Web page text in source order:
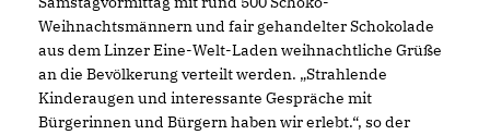
Weihnachtsmännern und fair gehandelter Schokolade
aus dem Linzer Eine-Welt-Laden weihnachtliche Grüße
an die Bevölkerung verteilt werden. „Strahlende
Kinderaugen und interessante Gespräche mit
Bürgerinnen und Bürgern haben wir erlebt.“, so der